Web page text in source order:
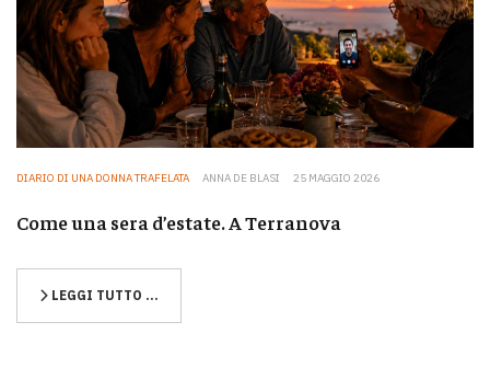
DIARIO DI UNA DONNA TRAFELATA ANNA DE BLASI 25 MAGGIO 2026
Come una sera d’estate. A Terranova
LEGGI TUTTO …